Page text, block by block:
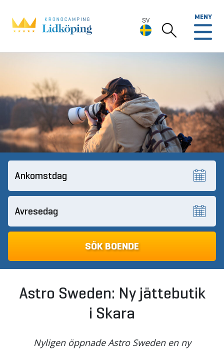
SV
English
MENY
Astro Sweden: Ny jättebutik
i Skara
Nyligen öppnade Astro Sweden en ny